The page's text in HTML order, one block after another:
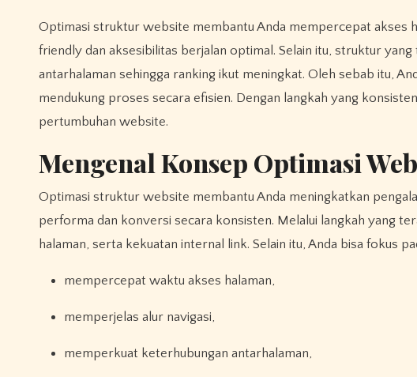
Optimasi struktur website membantu Anda mempercepat akses
friendly dan aksesibilitas berjalan optimal. Selain itu, struktur
antarhalaman sehingga ranking ikut meningkat. Oleh sebab itu,
mendukung proses secara efisien. Dengan langkah yang
pertumbuhan website.
Mengenal Konsep Optimasi
Optimasi struktur website membantu Anda meningkatkan pengalaman pengguna, memperkuat aksesibilitas, serta mendorong
performa dan konversi secara konsisten. Melalui langkah yang
halaman, serta kekuatan internal link. Selain itu, Anda bisa fokus
mempercepat waktu akses halaman,
memperjelas alur navigasi,
memperkuat keterhubungan antarhalaman,